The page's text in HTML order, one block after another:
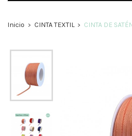
Inicio CINTA TEXTIL CINTA DE